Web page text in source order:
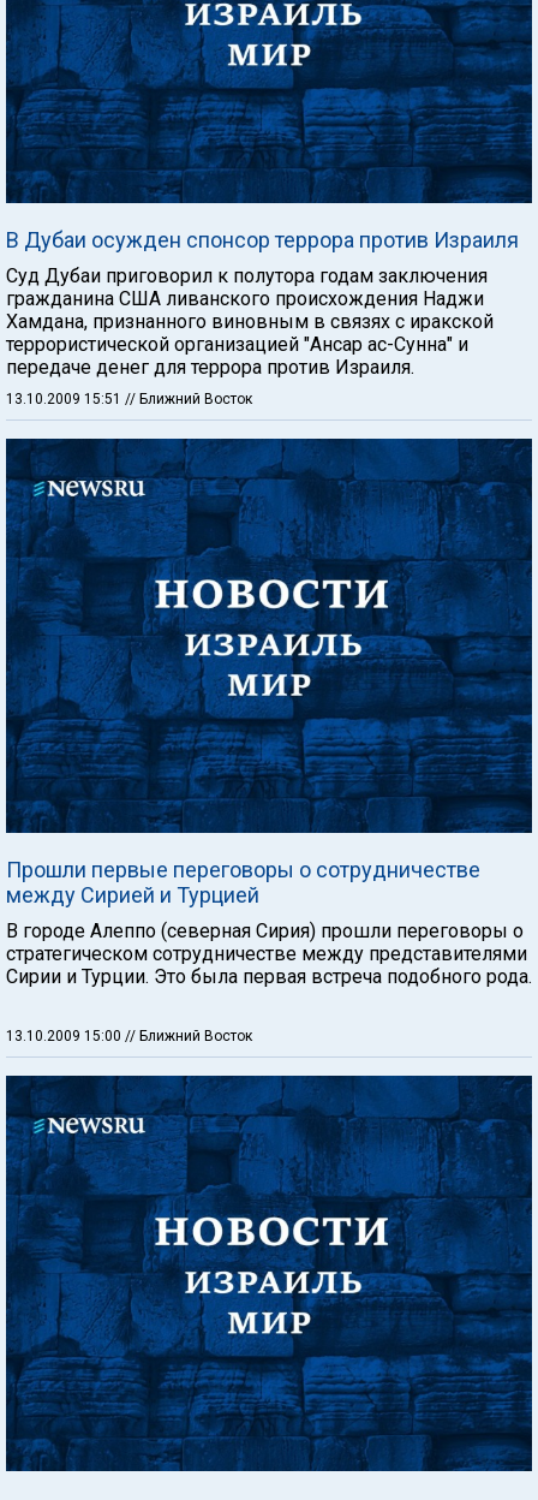
В Дубаи осужден спонсор террора против Израиля
Суд Дубаи приговорил к полутора годам заключения
гражданина США ливанского происхождения Наджи
Хамдана, признанного виновным в связях с иракской
террористической организацией "Ансар ас-Сунна" и
передаче денег для террора против Израиля.
13.10.2009 15:51 // Ближний Восток
Прошли первые переговоры о сотрудничестве
между Сирией и Турцией
В городе Алеппо (северная Сирия) прошли переговоры о
стратегическом сотрудничестве между представителями
Сирии и Турции. Это была первая встреча подобного рода.
13.10.2009 15:00 // Ближний Восток